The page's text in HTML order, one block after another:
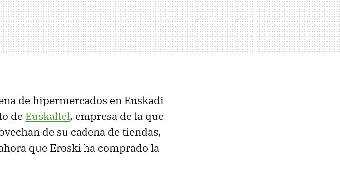
de hipermercados en Euskadi
de Euskaltel, empresa de la que
de su cadena de tiendas,
que Eroski ha comprado la